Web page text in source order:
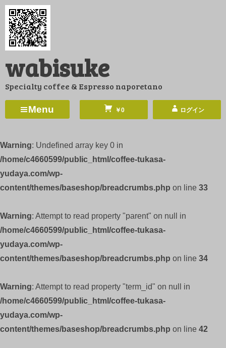
コ
ン
ツ
ス
ッ
wabisuke
Specialty coffee & Espresso naporetano
Menu ￥0 ログイン
Warning: Undefined array key 0 in
/home/c4660599/public_html/coffee-tukasa-
yudaya.com/wp-
content/themes/baseshop/breadcrumbs.php on line 33
Warning: Attempt to read property "parent" on null in
/home/c4660599/public_html/coffee-tukasa-
yudaya.com/wp-
content/themes/baseshop/breadcrumbs.php on line 34
Warning: Attempt to read property "term_id" on null in
/home/c4660599/public_html/coffee-tukasa-
yudaya.com/wp-
content/themes/baseshop/breadcrumbs.php on line 42